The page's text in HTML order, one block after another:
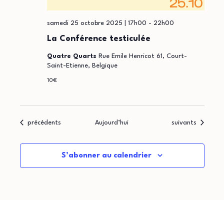
La Conférence testiculée
samedi 25 octobre 2025 | 17h00 - 22h00
Quatre Quarts Rue Emile Henricot 61, Court-
Saint-Etienne, Belgique
10€
Évènements
précédents Aujourd’hui Évènements
suivants
S’abonner au calendrier